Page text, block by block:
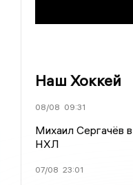
Наш Хоккей
08/08 09:31
Михаил Сергачёв
НХЛ
07/08 23:01